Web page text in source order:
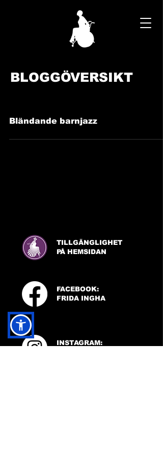
BLOGGÖVERSIKT
Bländande barnjazz
TILLGÄNGLIGHET
PÅ HEMSIDAN
FACEBOOK:
FRIDA INGHA
INSTAGRAM: